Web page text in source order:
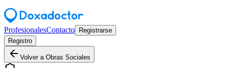
ProfesionalesContacto
Registrarse
Registro
Volver a Obras Sociales